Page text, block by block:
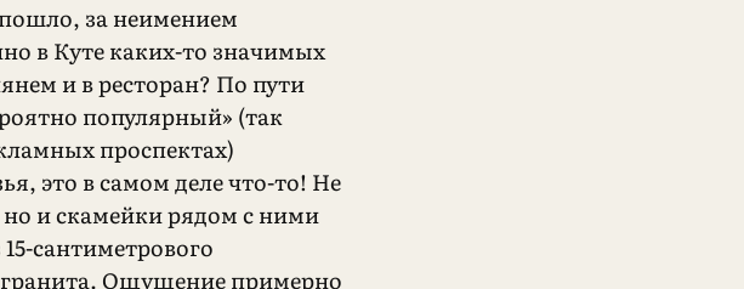
за неимением
в Куте каких-то значимых
и в ресторан? По пути
популярный» (так
проспектах)
это в самом деле что-то! Не
и скамейки рядом с ними
сантиметрового
гранита. Ощущение примерно